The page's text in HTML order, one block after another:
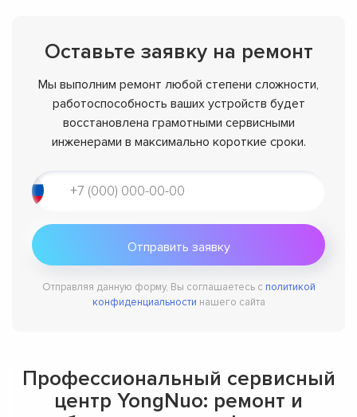
Оставьте заявку на ремонт
Мы выполним ремонт любой степени сложности,
работоспособность ваших устройств будет
восстановлена грамотными сервисными
инженерами в максимально короткие сроки.
Отправляя данную форму, Вы соглашаетесь с политикой
конфиденциальности нашего сайта
Профессиональный сервисный
центр YongNuo: ремонт и